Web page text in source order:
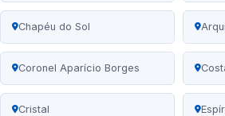
Chapéu do Sol
Coronel Aparício Borges
Cristal